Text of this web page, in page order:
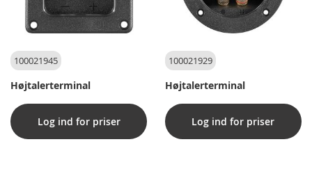
100021945
Højtalerterminal
Log ind for priser
100021929
Højtalerterminal
Log ind for priser